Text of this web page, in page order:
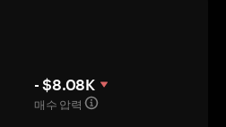
- $8.08K
매수 압력